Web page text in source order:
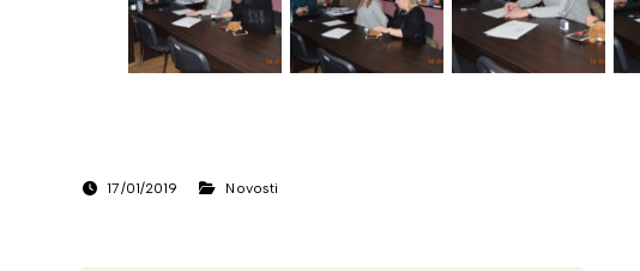
17/01/2019 Novosti